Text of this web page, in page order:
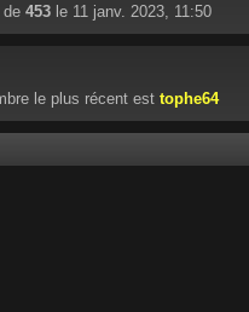
de 453 le 11 janv. 2023, 11:50
le plus récent est tophe64